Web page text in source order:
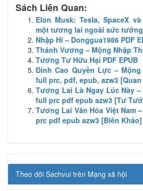
Sách Liên Quan:
Elon Musk: Tesla, SpaceX
một tương lai ngoài sức tưởng
Nhập Hí – Donggua1986 PDF
Thánh Vương – Mộng Nhập
Tương Tư Hữu Hại PDF EPUB
Đỉnh Cao Quyền Lực – Mộng
full prc, pdf, epub, azw3
Tương Lai Là Ngay Lúc Này
full prc pdf epub azw3 [Tư
Tương Lai Văn Hóa Việt Nam
prc pdf epub azw3 [Biên Khảo]
Theo dõi Sachvui trên Mạng xã hội